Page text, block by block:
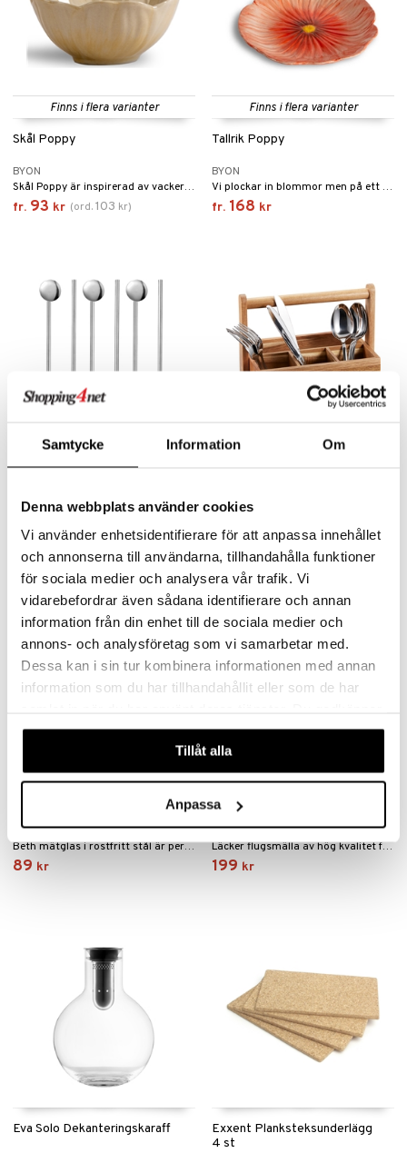
Samtycke Information Om
Denna webbplats använder cookies
Vi använder enhetsidentifierare för att anpassa innehållet
och annonserna till användarna, tillhandahålla funktioner
för sociala medier och analysera vår trafik. Vi
vidarebefordrar även sådana identifierare och annan
information från din enhet till de sociala medier och
annons- och analysföretag som vi samarbetar med.
Dessa kan i sin tur kombinera informationen med annan
information som du har tillhandahållit eller som de har
våra cookies vid fortsatt användande av vår webbplats.
Tillåt alla
Anpassa
Finns i flera varianter
Skål Poppy
BYON
Skål Poppy är inspirerad av vacker vallmo och kombinerar det klassiska med det lekfulla.
fr. 93 kr (ord.103 kr)
Finns i flera varianter
Tallrik Poppy
BYON
Vi plockar in blommor men på ett helt nytt sätt. Tallrik Poppy är inspirerad av vacker vallmo och kombinerar det klassiska med det lekfulla.
fr. 168 kr
Tor Cocktailsked med sugrör
DORRE
Tor Cocktailsked för dina drinkar.
102 kr
DORRE
232 kr
Beth Mätglas 3-5 cl vändbart
DORRE
Beth mätglas i rostfritt stål är perfekt när du vill göra goda drinkar.
89 kr
Dr.Skud Flugsmälla
ALESSI
Läcker flugsmälla av hög kvalitet från Alessi.
199 kr
Eva Solo Dekanteringskaraff
Exxent Planksteksunderlägg
4 st